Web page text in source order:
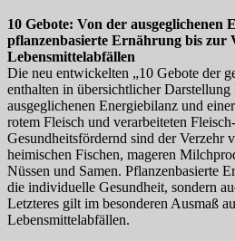
10 Gebote: Von der ausgeglichenen
pflanzenbasierte Ernährung bis zur
Lebensmittelabfällen
Die neu entwickelten „10 Gebote der
enthalten in übersichtlicher
ausgeglichenen Energiebilanz und
rotem Fleisch und verarbeiteten
Gesundheitsfördernd sind der Verzehr
heimischen Fischen, mageren
Nüssen und Samen. Pflanzenbasierte
die individuelle Gesundheit, sondern
Letzteres gilt im besonderen Ausmaß
Lebensmittelabfällen.